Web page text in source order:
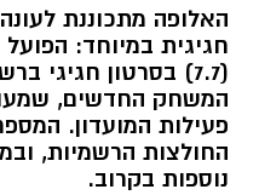
האלופה מתכוננת
חגיגית במיוחד:
(7.7) בסרטון חגיגי
פעילות המועדון.
החולצות הרשמיות,
נוספות בקרוב.